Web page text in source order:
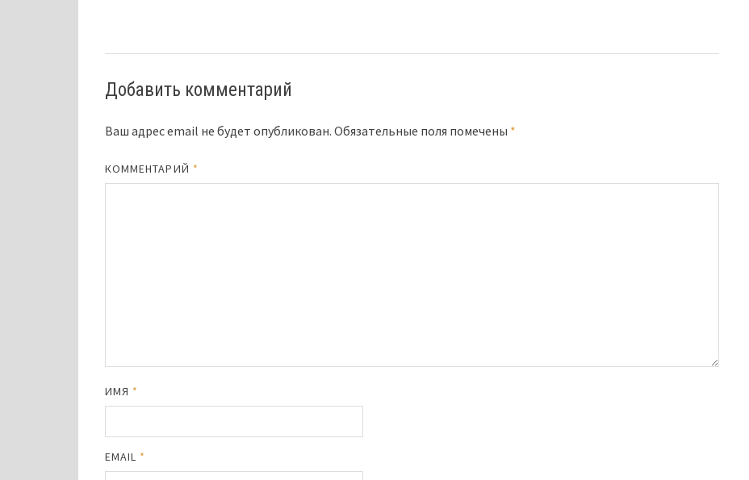
Добавить комментарий
Ваш адрес email не будет опубликован. Обязательные поля помечены *
КОММЕНТАРИЙ *
ИМЯ *
EMAIL *